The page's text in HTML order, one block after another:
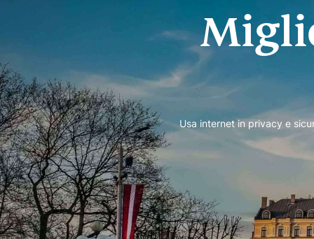
scale.
Usa internet in privacy e